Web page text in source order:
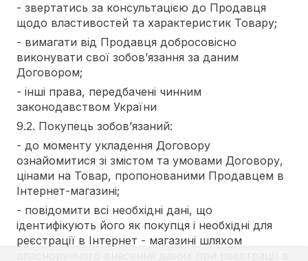
- звертатись за консультацією до Продавця
щодо властивостей та характеристик Товару;
- вимагати від Продавця добросовісно
виконувати свої зобов’язання за даним
Договором;
- інші права, передбачені чинним
законодавством України
9.2. Покупець зобов’язаний:
- до моменту укладення Договору
ознайомитися зі змістом та умовами Договору,
цінами на Товар, пропонованими Продавцем в
Інтернет-магазині;
- повідомити всі необхідні дані, що
ідентифікують його як покупця і необхідні для
реєстрації в Інтернет - магазині шляхом